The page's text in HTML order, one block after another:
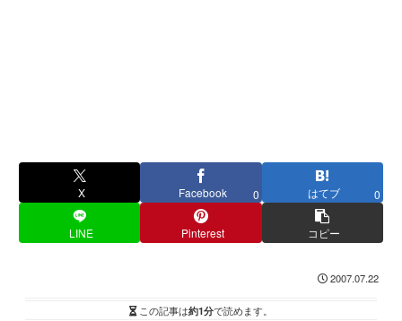
X Facebook 0 はてブ 0
LINE Pinterest コピー
2007.07.22
この記事は約1分で読めます。